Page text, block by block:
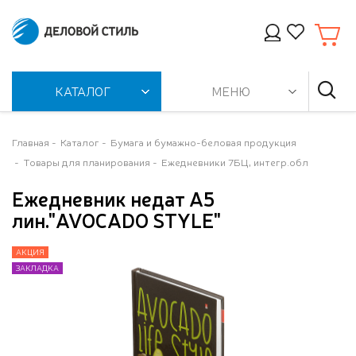
КАТАЛОГ МЕНЮ
Главная Каталог
Бумага и бумажно-беловая продукция
Товары для планирования
Ежедневники 7БЦ, интегр.обл
Ежедневник недат А5
лин."AVOCADO STYLE"
АКЦИЯ
ЗАКЛАДКА
АКЦИЯ
ЗАКЛАДКА
АКЦИЯ
ЗАКЛАДКА
АКЦИЯ
ЗАКЛАДКА
АКЦИЯ
ЗАКЛАДКА
АКЦИЯ
ЗАКЛАДКА
АКЦИЯ
ЗАКЛАДКА